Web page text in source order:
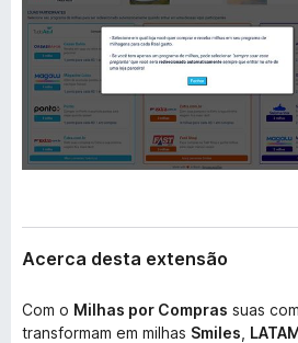
Acerca desta extensão
Com o Milhas por Compras suas
transformam em milhas Smiles